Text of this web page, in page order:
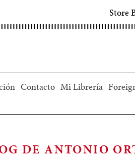
Store
Contacto Mi Librería
DE ANTONIO